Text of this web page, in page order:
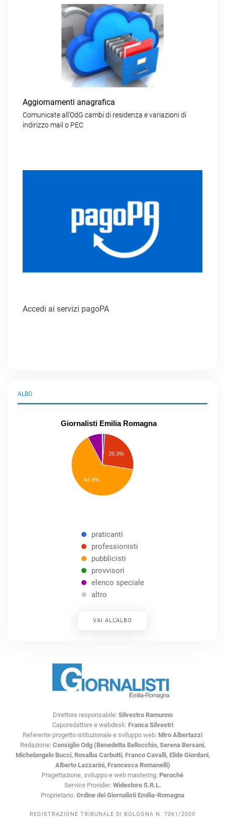
Aggiornamenti anagrafica
Comunicate all’OdG cambi di residenza e variazioni di
indirizzo mail o PEC
Accedi ai servizi pagoPA
ALBO
Giornalisti Emilia Romagna
26.3%
64.8%
praticanti
professionisti
pubblicisti
provvisori
elenco speciale
altro
VAI ALL’ALBO
Direttore responsabile: Silvestro Ramunno
Caporedattore e webdesk: Franca Silvestri
Referente progetto istituzionale e sviluppo web: Miro Albertazzi
Redazione: Consiglio Odg (Benedetta Bellocchio, Serena Bersani,
Michelangelo Bucci, Rosalba Carbutti, Franco Cavalli, Elide Giordani,
Alberto Lazzarini, Francesca Romanelli)
Progettazione, sviluppo e web mastering: Peroché
Service Provider: Widestore S.R.L.
Proprietario: Ordine dei Giornalisti Emilia-Romagna
REGISTRAZIONE TRIBUNALE DI BOLOGNA N. 7061/2000